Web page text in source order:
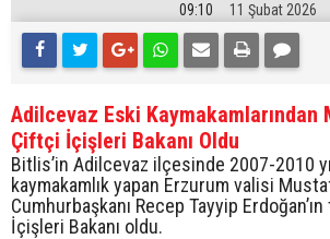
09:10 11 Şubat 2026
Adilcevaz Eski Kaymakamlarından
Çiftçi İçişleri Bakanı Oldu
Bitlis’in Adilcevaz ilçesinde 2007-2010
kaymakamlık yapan Erzurum valisi
Cumhurbaşkanı Recep Tayyip
İçişleri Bakanı oldu.